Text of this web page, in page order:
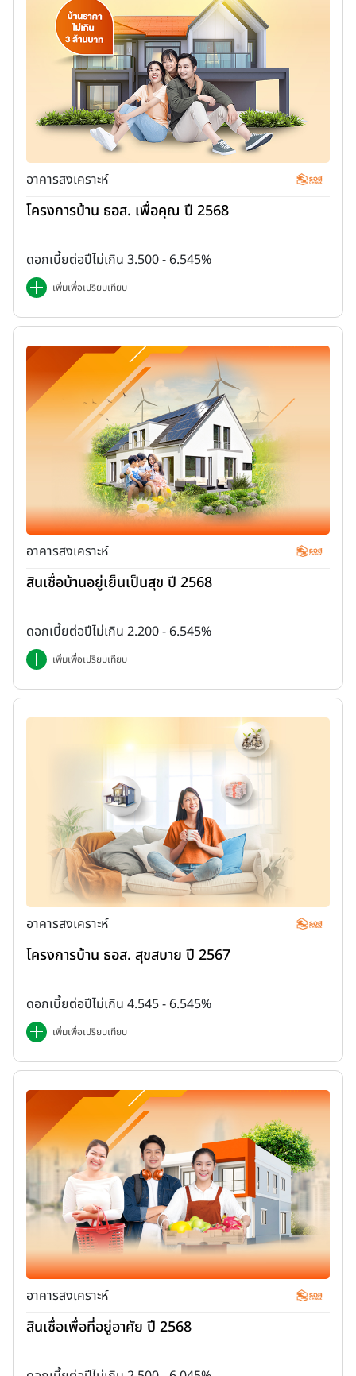
อาคารสงเคราะห์
โครงการบ้าน ธอส. เพื่อคุณ ปี 2568
ดอกเบี้ยต่อปีไม่เกิน 3.500 - 6.545%
เพิ่มเพื่อเปรียบเทียบ
อาคารสงเคราะห์
สินเชื่อบ้านอยู่เย็นเป็นสุข ปี 2568
ดอกเบี้ยต่อปีไม่เกิน 2.200 - 6.545%
เพิ่มเพื่อเปรียบเทียบ
อาคารสงเคราะห์
โครงการบ้าน ธอส. สุขสบาย ปี 2567
ดอกเบี้ยต่อปีไม่เกิน 4.545 - 6.545%
เพิ่มเพื่อเปรียบเทียบ
อาคารสงเคราะห์
สินเชื่อเพื่อที่อยู่อาศัย ปี 2568